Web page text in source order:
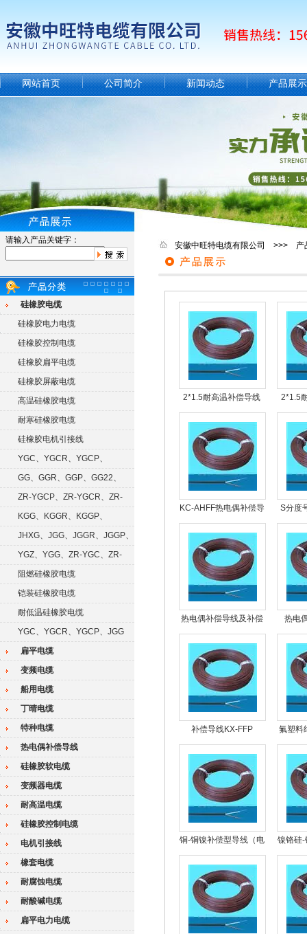
网站首页 公司简介 新闻动态 产品展示
请输入产品关键字：
硅橡胶电缆
硅橡胶电力电缆
硅橡胶控制电缆
硅橡胶扁平电缆
硅橡胶屏蔽电缆
高温硅橡胶电缆
耐寒硅橡胶电缆
硅橡胶电机引接线
YGC、YGCR、YGCP、
YGCRP
GG、GGR、GGP、GG22、
GGRP
ZR-YGCP、ZR-YGCR、ZR-
YGCRP
KGG、KGGR、KGGP、
KGGRP
JHXG、JGG、JGGR、JGGP、
JGGFYGZ、YGG、ZR-YGC、ZR-
KGG阻燃硅橡胶电缆
铠装硅橡胶电缆
耐低温硅橡胶电缆
YGC、YGCR、YGCP、JGG
扁平电缆
变频电缆
船用电缆
丁晴电缆
特种电缆
热电偶补偿导线
硅橡胶软电缆
变频器电缆
耐高温电缆
硅橡胶控制电缆
电机引接线
橡套电缆
耐腐蚀电缆
耐酸碱电缆
扁平电力电缆
安徽中旺特电缆有限公司 >>> 产
2*1.5耐高温补偿导线
KC-H-BBP、KCBBRP
2*1.5
KC-AHFF热电偶补偿导
线
S分度
热电偶补偿导线及补偿
电缆KX-FV-105
热电
补偿导线KX-FFP
氟塑料
护套
铜-铜镍补偿型导线（电
缆）
镍铬硅-